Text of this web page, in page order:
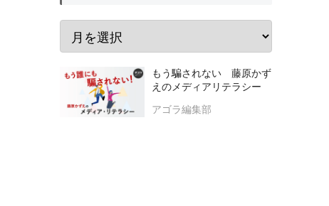
もう騙されない 藤原かず
えのメディアリテラシー
アゴラ編集部